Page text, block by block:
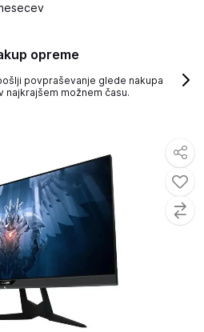
opreme
povpraševanje glede nakupa
najkrajšem možnem času.